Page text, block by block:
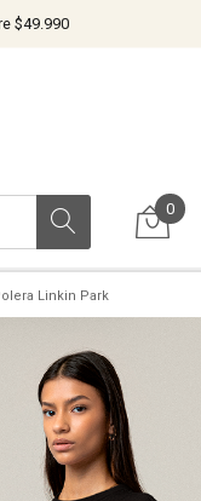
$49.990
0
Linkin Park